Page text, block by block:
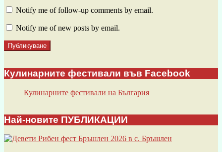
Notify me of follow-up comments by email.
Notify me of new posts by email.
Кулинарните фестивали във Facebook
Кулинарните фестивали на България
Най-новите ПУБЛИКАЦИИ